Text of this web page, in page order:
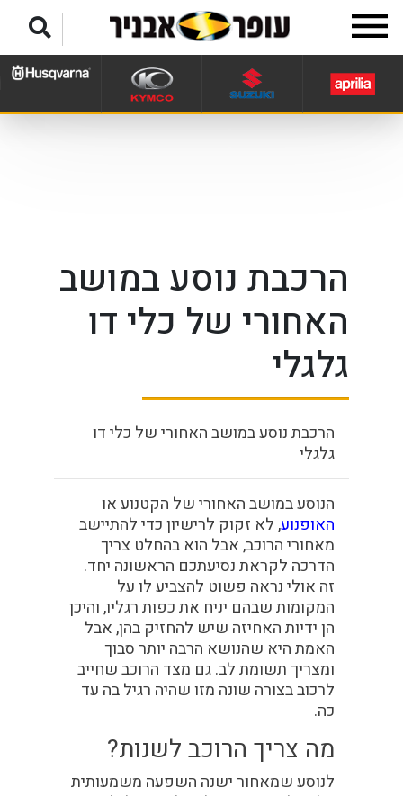
הרכבת נוסע במושב
האחורי של כלי דו
גלגלי
הרכבת נוסע במושב האחורי של כלי דו
גלגלי
הנוסע במושב האחורי של הקטנוע או
האופנוע, לא זקוק לרישיון כדי להתיישב
מאחורי הרוכב, אבל הוא בהחלט צריך
הדרכה לקראת נסיעתכם הראשונה יחד.
זה אולי נראה פשוט להצביע לו על
המקומות שבהם יניח את כפות רגליו, והיכן
הן ידיות האחיזה שיש להחזיק בהן, אבל
האמת היא שהנושא הרבה יותר סבוך
ומצריך תשומת לב. גם מצד הרוכב שחייב
לרכוב בצורה שונה מזו שהיה רגיל בה עד
כה.
מה צריך הרוכב לשנות?
לנוסע שמאחור ישנה השפעה משמעותית